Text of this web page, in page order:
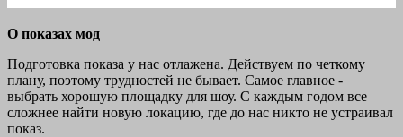
О показах мод
Подготовка показа у нас отлажена. Действуем по четкому
плану, поэтому трудностей не бывает. Самое главное -
выбрать хорошую площадку для шоу. С каждым годом все
сложнее найти новую локацию, где до нас никто не устраивал
показ.